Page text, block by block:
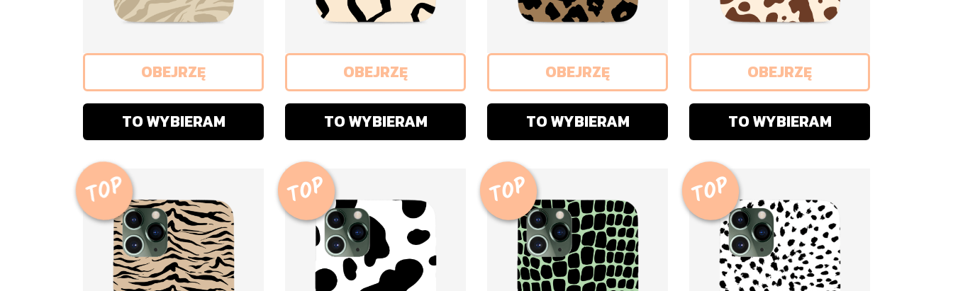
OBEJRZĘ
TO WYBIERAM
OBEJRZĘ
TO WYBIERAM
OBEJRZĘ
TO WYBIERAM
OBEJRZĘ
TO WYBIERAM
TOP TOP TOP TOP